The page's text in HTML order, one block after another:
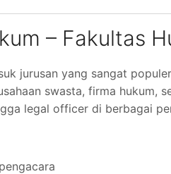
– Fakultas
jurusan yang sangat
swasta, firma hukum,
legal officer di berbagai